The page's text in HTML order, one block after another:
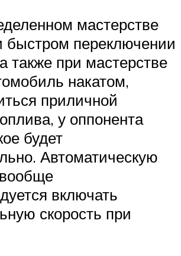
мастерстве
быстром переключении
также при мастерстве
накатом,
приличной
у оппонента
будет
Автоматическую
включать
скорость при